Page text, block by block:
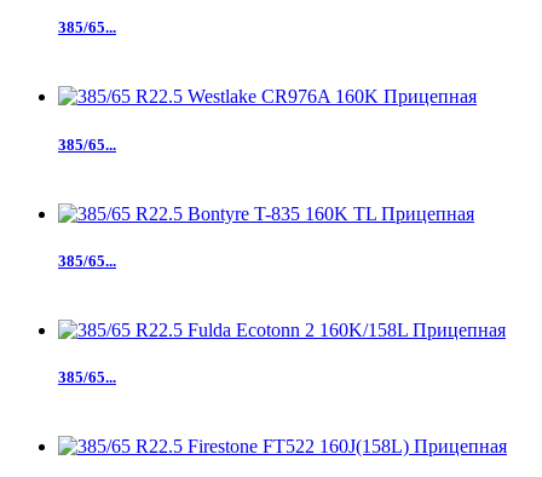
385/65...
385/65...
385/65...
385/65...